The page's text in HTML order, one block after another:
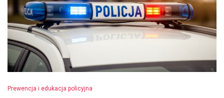
Prewencja i edukacja policyjna